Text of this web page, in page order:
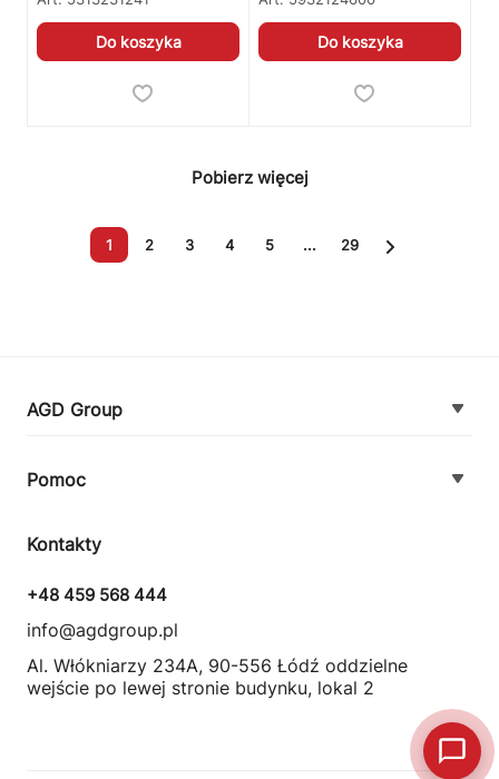
Do koszyka Do koszyka
Pobierz więcej
1 2 3 4 5 ... 29
AGD Group
Kontakt
Pomoc
Zamówienie i płatność
Zasady dostawy urządzeń
Regulamin usług serwisowych
Wymiana i zwrot towaru
Kontakty
+48 459 568 444
info@agdgroup.pl
Al. Włókniarzy 234A, 90-556 Łódź oddzielne
wejście po lewej stronie budynku, lokal 2